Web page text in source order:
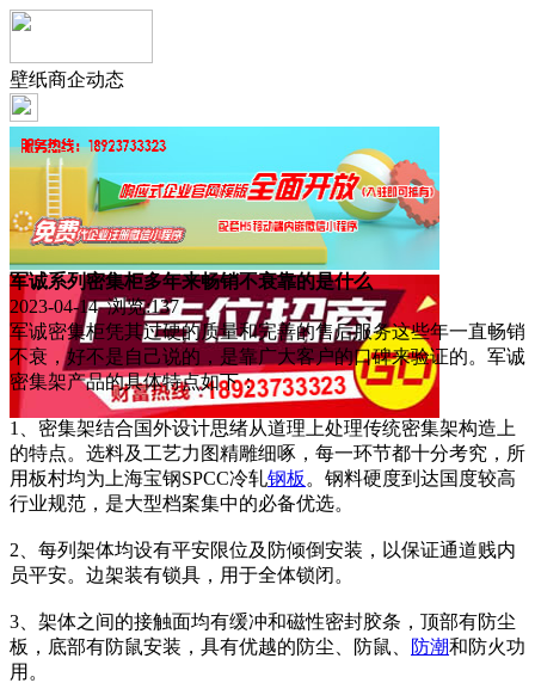
壁纸商企动态
军诚系列密集柜多年来畅销不衰靠的是什么
2023-04-14 浏览:137
军诚密集柜凭其过硬的质量和完善的售后服务这些年一直畅销
不衰，好不是自己说的，是靠广大客户的口碑来验证的。军诚
密集架产品的具体特点如下：
1、密集架结合国外设计思绪从道理上处理传统密集架构造上
的特点。选料及工艺力图精雕细啄，每一环节都十分考究，所
用板村均为上海宝钢SPCC冷轧钢板 。钢料硬度到达国度较高
行业规范，是大型档案集中的必备优选。
2、每列架体均设有平安限位及防倾倒安装，以保证通道贱内
员平安。边架装有锁具，用于全体锁闭。
3、架体之间的接触面均有缓冲和磁性密封胶条，顶部有防尘
板，底部有防鼠安装，具有优越的防尘、防鼠、
防潮和防火功
用。